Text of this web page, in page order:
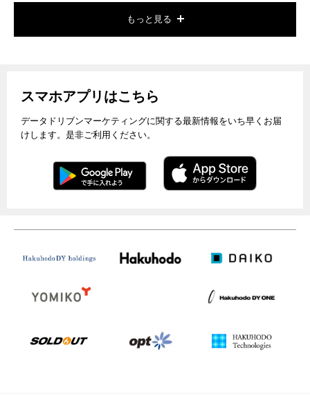
もっと見る
スマホアプリはこちら
データドリブンマーケティングに関する最新情報をいち早くお届
けします。是非ご利用ください。